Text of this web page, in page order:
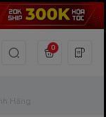
0
Hãng